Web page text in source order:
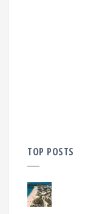
TOP POSTS